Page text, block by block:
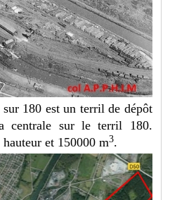
180 est un terril de dépôt
centrale sur le terril 180.
et 150000 m3.